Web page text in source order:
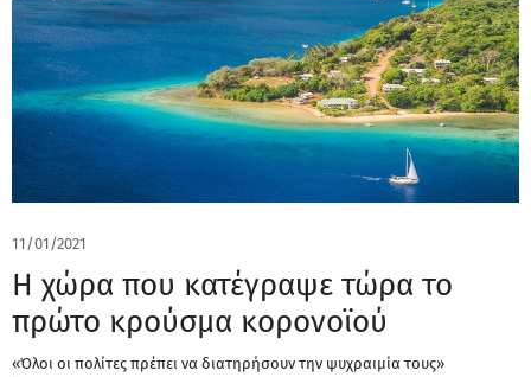
11/01/2021
Η χώρα που κατέγραψε τώρα το
πρώτο κρούσμα κορονοϊού
«Όλοι οι πολίτες πρέπει να διατηρήσουν την ψυχραιμία τους»